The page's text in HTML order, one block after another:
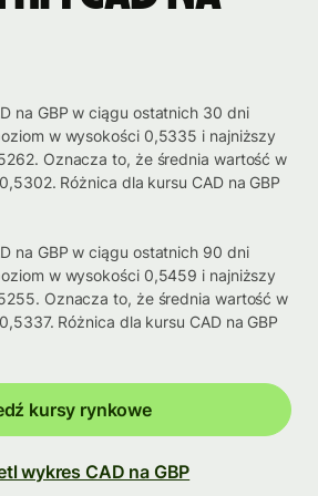
na GBP w ciągu ostatnich 30 dni
w wysokości 0,5335 i najniższy
Oznacza to, że średnia wartość w
Różnica dla kursu CAD na GBP
na GBP w ciągu ostatnich 90 dni
w wysokości 0,5459 i najniższy
Oznacza to, że średnia wartość w
Różnica dla kursu CAD na GBP
kursy rynkowe
wykres CAD na GBP